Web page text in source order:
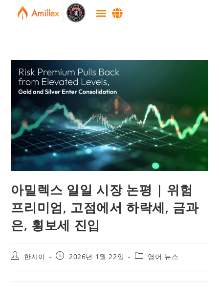
아밀렉스 일일 시장 논평 | 위험
프리미엄, 고점에서 하락세, 금과
은, 횡보세 진입
한시아 2026년 1월 22일 영어 뉴스